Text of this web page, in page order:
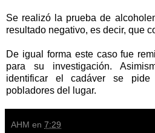
Se realizó la prueba de
resultado negativo, es decir, que
De igual forma este caso fue
para su investigación.
identificar el cadáver se
pobladores del lugar.
AHM en 7:29